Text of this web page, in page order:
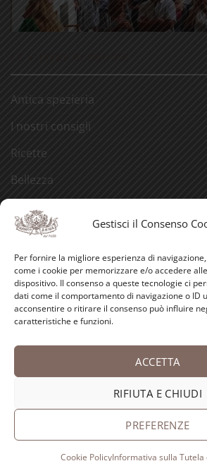
Gestisci il Consenso
Per fornire la migliore esperienza di
come i cookie per memorizzare e/o accedere
dispositivo. Il consenso a queste tecnologie ci
dati come il comportamento di navigazione o ID
acconsentire o ritirare il consenso può influire
caratteristiche e funzioni.
ACCETTA
RIFIUTA E CHIUDI
PREFERENZE
Cookie PolicyInformativa sulla Tutela
Antica spezieria
I nostri consigli
Ricette
Bellezza
Aforismi
Eventi
Video
Curiosità
Antica Farmacia-